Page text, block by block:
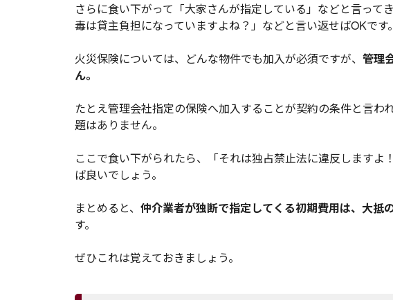
さらに食い下がって「大家さんが指定している」などと言って
毒は貸主負担になっていますよね？」などと言い返せばOKです。
火災保険については、どんな物件でも加入が必須ですが、 管理
ん。
たとえ管理会社指定の保険へ加入することが契約の条件と言わ
題はありません。
ここで食い下がられたら、「それは独占禁止法に違反しますよ
ば良いでしょう。
まとめると、 仲介業者が独断で指定してくる初期費用は、大抵
す。
ぜひこれは覚えておきましょう。